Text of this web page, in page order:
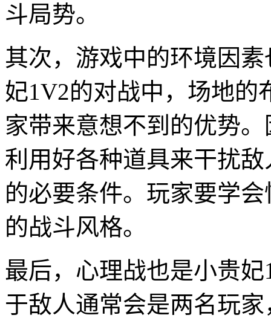
斗局势。
其次，游戏中的环境因
妃1V2的对战中，场地的
家带来意想不到的优势
利用好各种道具来干扰
的必要条件。玩家要学
的战斗风格。
最后，心理战也是小贵
于敌人通常会是两名玩